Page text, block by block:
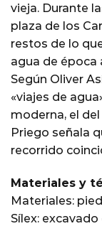
vieja. Durante
plaza de los
restos de lo
agua de época
Según Oliver
«viajes de
moderna, el
Priego señala
recorrido
Materiales y
Materiales:
Sílex: